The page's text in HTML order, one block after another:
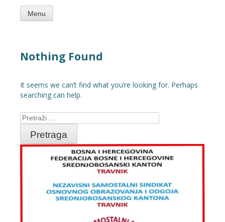
Menu
Nothing Found
It seems we can’t find what you’re looking for. Perhaps
searching can help.
Pretraga: